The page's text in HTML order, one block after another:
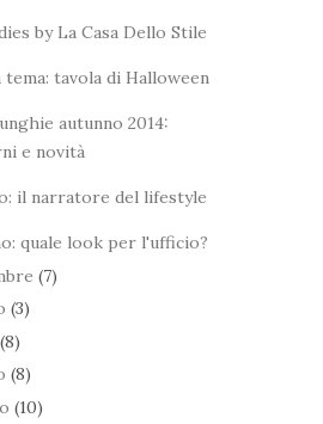
by La Casa Dello Stile
tema: tavola di Halloween
autunno 2014:
e novità
il narratore del lifestyle
quale look per l'ufficio?
(7)
(3)
(8)
(8)
(10)